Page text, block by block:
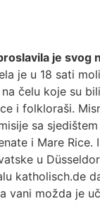
je
je u 18 sati
čelu koje su
i folkloraši.
sa
i Mare
u
katholisch.de
vani možda je